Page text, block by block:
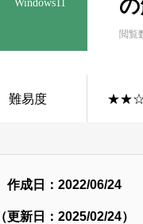
Windows11
閲覧
難易度
作成日：2022/06/24
（更新日：2025/02/24）